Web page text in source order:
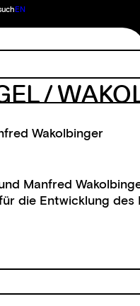
EN
/
Wakolbinger
Manfred
die Entwicklung